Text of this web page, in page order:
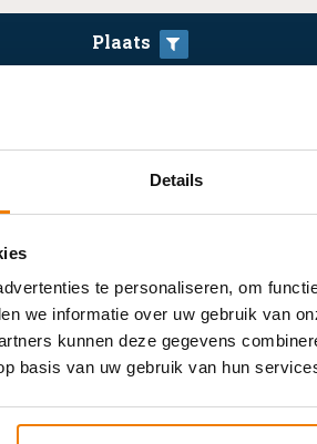
Details
te personaliseren, om
we informatie over uw gebruik van
kunnen deze gegevens
basis van uw gebruik van hun
Plaats
informatie
Arbo en
Soort cursus